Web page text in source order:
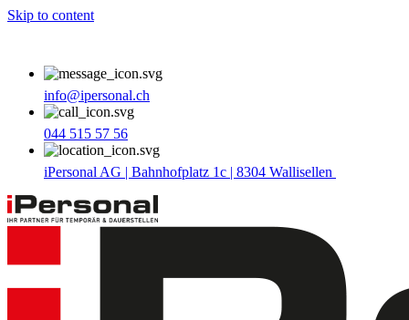
Skip to content
info@ipersonal.ch
044 515 57 56
iPersonal AG | Bahnhofplatz 1c | 8304 Wallisellen